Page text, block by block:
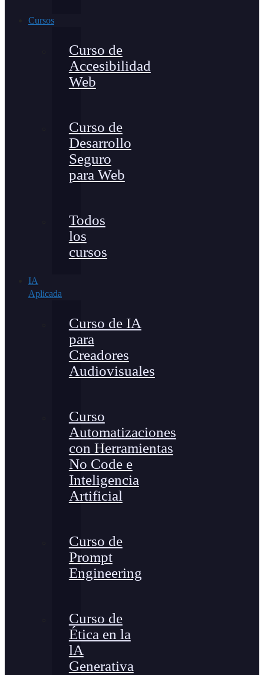
Cursos
Curso de
Accesibilidad
Web
Curso de
Desarrollo
Seguro
para Web
Todos
los
cursos
IA
Aplicada
Curso de IA
para
Creadores
Audiovisuales
Curso
Automatizaciones
con Herramientas
No Code e
Inteligencia
Artificial
Curso de
Prompt
Engineering
Curso de
Ética en la
lA
Generativa